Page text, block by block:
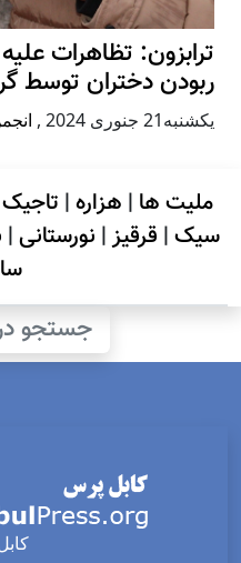
ترابزون: تظاهرات
ربودن دختران توسط
يكشنبه21 جنوری 2024 ,
ملیت ها | هزاره| تاجیک
سیک| قرقیز| نورستانی|
جستجو